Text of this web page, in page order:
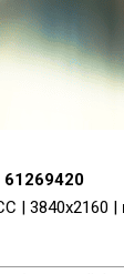
61269420
| 3840x2160 |